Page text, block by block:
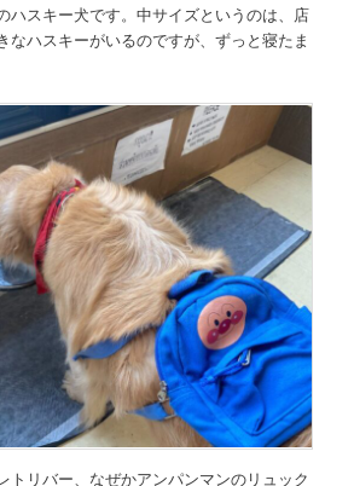
ハスキー犬です。中サイズというのは、店
なハスキーがいるのですが、ずっと寝たま
トリバー、なぜかアンパンマンのリュック